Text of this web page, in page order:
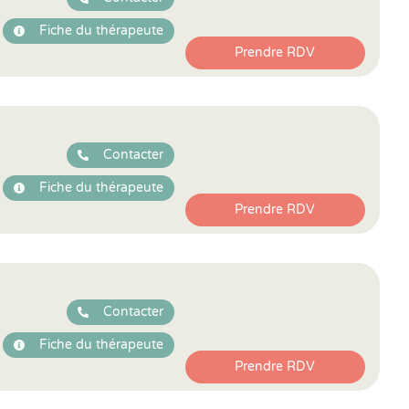
Fiche du thérapeute
Prendre RDV
Contacter
Fiche du thérapeute
Prendre RDV
Contacter
Fiche du thérapeute
Prendre RDV